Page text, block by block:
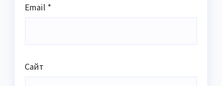
Email *
Сайт